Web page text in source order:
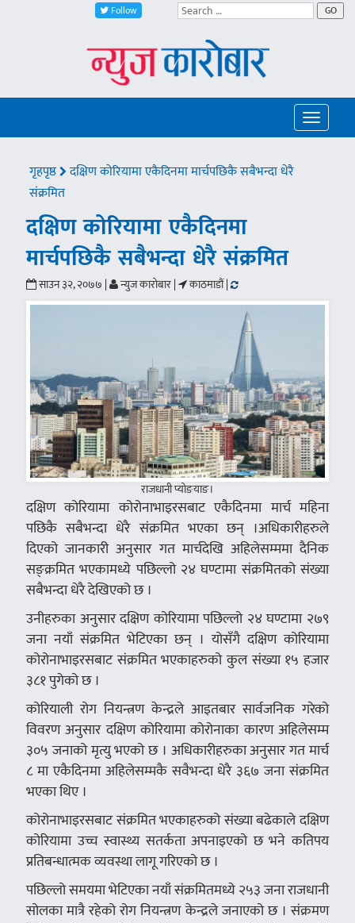
Follow GO
Toggle
गृहपृष्ठ
दक्षिण कोरियामा एकैदिनमा मार्चपछिकै सबैभन्दा धेरै
संक्रमित
दक्षिण कोरियामा एकैदिनमा
मार्चपछिकै सबैभन्दा धेरै संक्रमित
साउन ३२, २०७७ | न्युज कारोबार | काठमाडौं |
राजधानी प्योङयाङ।
दक्षिण कोरियामा कोरोनाभाइरसबाट एकैदिनमा मार्च महिना
पछिकै सबैभन्दा धेरै संक्रमित भएका छन् ।अधिकारीहरुले
दिएको जानकारी अनुसार गत मार्चदेखि अहिलेसम्ममा दैनिक
सङ्क्रमित भएकामध्ये पछिल्लो २४ घण्टामा संक्रमितको संख्या
सबैभन्दा धेरै देखिएको छ ।
उनीहरुका अनुसार दक्षिण कोरियामा पछिल्लो २४ घण्टामा २७९
जना नयाँ संक्रमित भेटिएका छन् । योसँगै दक्षिण कोरियामा
कोरोनाभाइरसबाट संक्रमित भएकाहरुको कुल संख्या १५ हजार
३८१ पुगेको छ ।
कोरियाली रोग नियन्त्रण केन्द्रले आइतबार सार्वजनिक गरेको
विवरण अनुसार दक्षिण कोरियामा कोरोनाका कारण अहिलेसम्म
३०५ जनाको मृत्यु भएको छ । अधिकारीहरुका अनुसार गत मार्च
८ मा एकैदिनमा अहिलेसम्मकै सवैभन्दा धेरै ३६७ जना संक्रमित
भएका थिए ।
कोरोनाभाइरसबाट संक्रमित भएकाहरुको संख्या बढेकाले दक्षिण
कोरियामा उच्च स्वास्थ्य सतर्कता अपनाइएको छ भने कतिपय
प्रतिबन्धात्मक व्यवस्था लागू गरिएको छ ।
पछिल्लो समयमा भेटिएका नयाँ संक्रमितमध्ये २५३ जना राजधानी
सोलका मात्रै रहेको रोग नियन्त्रण केन्द्रले जनाएको छ । संक्रमण